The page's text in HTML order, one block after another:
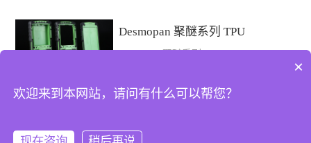
议，仅供参考，实际须以产品之具体情
情况为准。
23020-4090以上性能参数及我司技术建
议，仅供参考，...
实际须以产品之具体情况为准。
能，适用于对耐黄和弹性要求高的产品
耗mm³熔体温度℃模具温度℃干燥温
170-19020-
Desmopan 聚醚系列 TPU
9090AU、9095AU、9370A、
好的抗水解和抗微生物性能，优良的低
×
欢迎来到本网站，请问有什么可以帮您？